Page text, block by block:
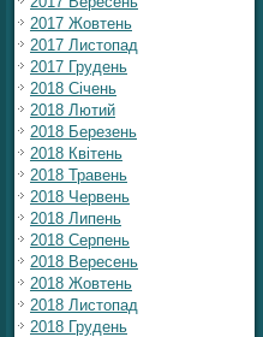
2017 Жовтень
2017 Листопад
2017 Грудень
2018 Січень
2018 Лютий
2018 Березень
2018 Квітень
2018 Травень
2018 Червень
2018 Липень
2018 Серпень
2018 Вересень
2018 Жовтень
2018 Листопад
2018 Грудень